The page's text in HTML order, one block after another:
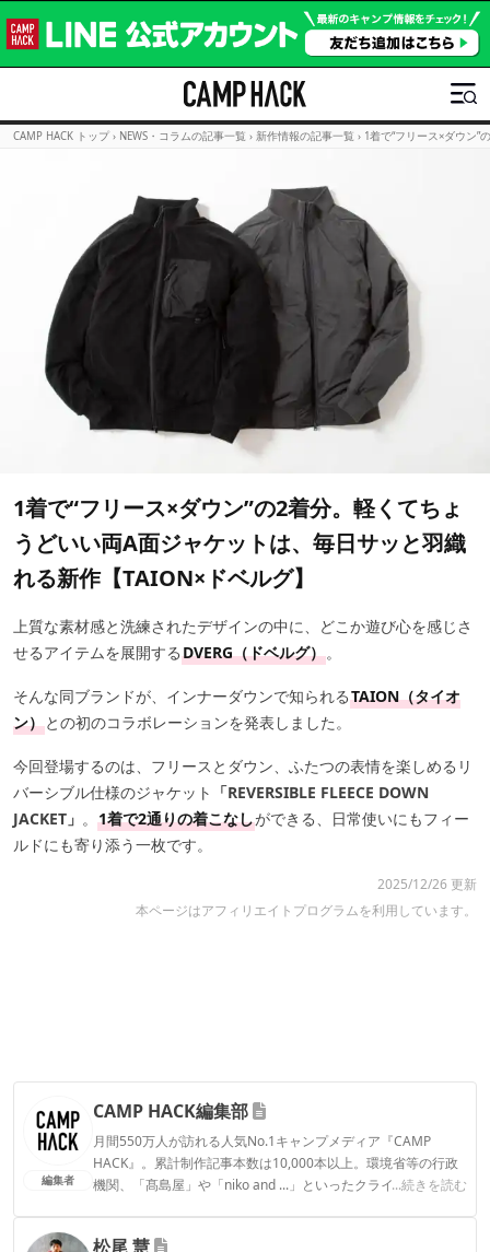
CAMP HACK トップ › NEWS・コラムの記事一覧 › 新作情報の記事一覧 › 1着で“フリース×ダウン
1着で“フリース×ダウン”の2着分。軽くてちょ
うどいい両A面ジャケットは、毎日サッと羽織
れる新作【TAION×ドベルグ】
上質な素材感と洗練されたデザインの中に、どこか遊び心を感じさ
せるアイテムを展開するDVERG（ドベルグ）。
そんな同ブランドが、インナーダウンで知られるTAION（タイオ
ン）との初のコラボレーションを発表しました。
今回登場するのは、フリースとダウン、ふたつの表情を楽しめるリ
バーシブル仕様のジャケット 「REVERSIBLE FLEECE DOWN
JACKET」 。 1着で2通りの着こなしができる、日常使いにもフィー
ルドにも寄り添う一枚です。
2025/12/26 更新
本ページはアフィリエイトプログラムを利用しています。
編集者
CAMP HACK編集部
月間550万人が訪れる人気No.1キャンプメディア『CAMP
HACK』。累計制作記事本数は10,000本以上。環境省等の行政
機関、「髙島屋」や「niko and ...」といったクライアントとの
...続きを読む
松尾 慧